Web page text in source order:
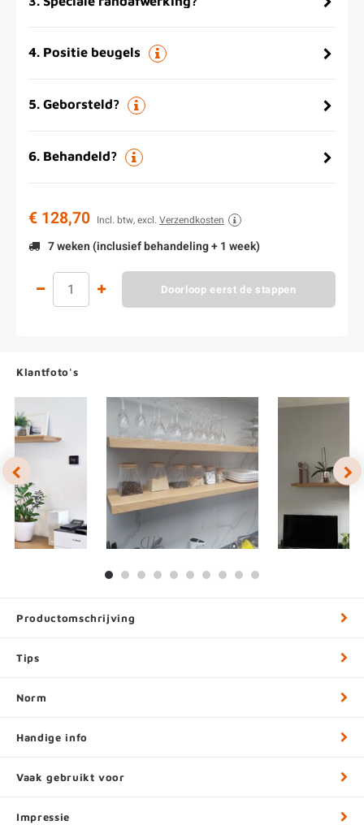
4. Positie beugels
5. Geborsteld?
6. Behandeld?
€ 128,70 Incl. btw, excl. Verzendkosten
7 weken (inclusief behandeling + 1 week)
Doorloop eerst de stappen
Klantfoto's
Productomschrijving
Tips
Norm
Handige info
Vaak gebruikt voor
Impressie